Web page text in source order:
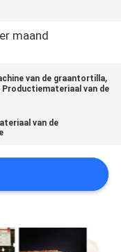
maand
van de graantortilla,
Productiemateriaal van de
van de